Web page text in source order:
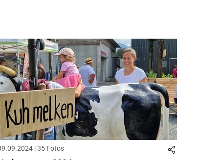
| 35 Fotos